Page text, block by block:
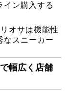
イン購入する
オサは機能性
なスニーカー
幅広く店舗